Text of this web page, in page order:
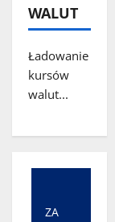
WALUT
Ładowanie
kursów
walut...
ZA